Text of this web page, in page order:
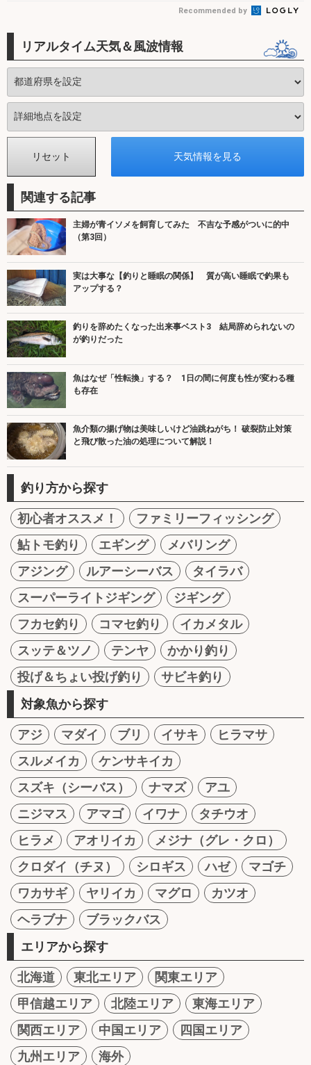
Recommended by
リアルタイム天気＆風波情報
関連する記事
主婦が青イソメを飼育してみた 不吉な予感がついに的中
（第3回）
実は大事な【釣りと睡眠の関係】 質が高い睡眠で釣果も
アップする？
釣りを辞めたくなった出来事ベスト3 結局辞められないの
が釣りだった
魚はなぜ「性転換」する？ 1日の間に何度も性が変わる種
も存在
魚介類の揚げ物は美味しいけど油跳ねがち！ 破裂防止対策
と飛び散った油の処理について解説！
釣り方から探す
初心者オススメ！
ファミリーフィッシング
鮎トモ釣り
エギング
メバリング
アジング
ルアーシーバス
タイラバ
スーパーライトジギング
ジギング
フカセ釣り
コマセ釣り
イカメタル
スッテ＆ツノ
テンヤ
かかり釣り
投げ＆ちょい投げ釣り
サビキ釣り
対象魚から探す
アジ マダイ ブリ イサキ
ヒラマサ
スルメイカ
ケンサキイカ
スズキ（シーバス）
ナマズ
アユ
ニジマス
アマゴ イワナ
タチウオ
ヒラメ
アオリイカ
メジナ（グレ・クロ）
クロダイ（チヌ）
シロギス ハゼ
マゴチ
ワカサギ
ヤリイカ マグロ
カツオ
ヘラブナ
ブラックバス
エリアから探す
北海道 東北エリア
関東エリア
甲信越エリア
北陸エリア
東海エリア
関西エリア
中国エリア
四国エリア
九州エリア
海外